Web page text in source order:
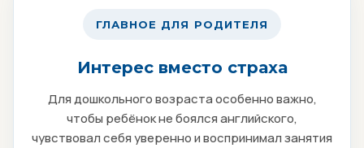
ГЛАВНОЕ ДЛЯ РОДИТЕЛЯ
Интерес вместо страха
Для дошкольного возраста особенно важно,
чтобы ребёнок не боялся английского,
чувствовал себя уверенно и воспринимал занятия